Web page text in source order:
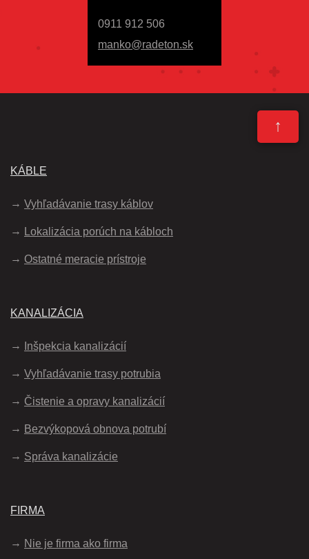
0911 912 506
manko@radeton.sk
↑
KÁBLE
Vyhľadávanie trasy káblov
Lokalizácia porúch na kábloch
Ostatné meracie prístroje
KANALIZÁCIA
Inšpekcia kanalizácií
Vyhľadávanie trasy potrubia
Čistenie a opravy kanalizácií
Bezvýkopová obnova potrubí
Správa kanalizácie
FIRMA
Nie je firma ako firma